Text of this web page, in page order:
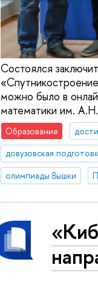
Состоялся
можно было в
математики им.
Образование
довузовская
олимпиады Вышки